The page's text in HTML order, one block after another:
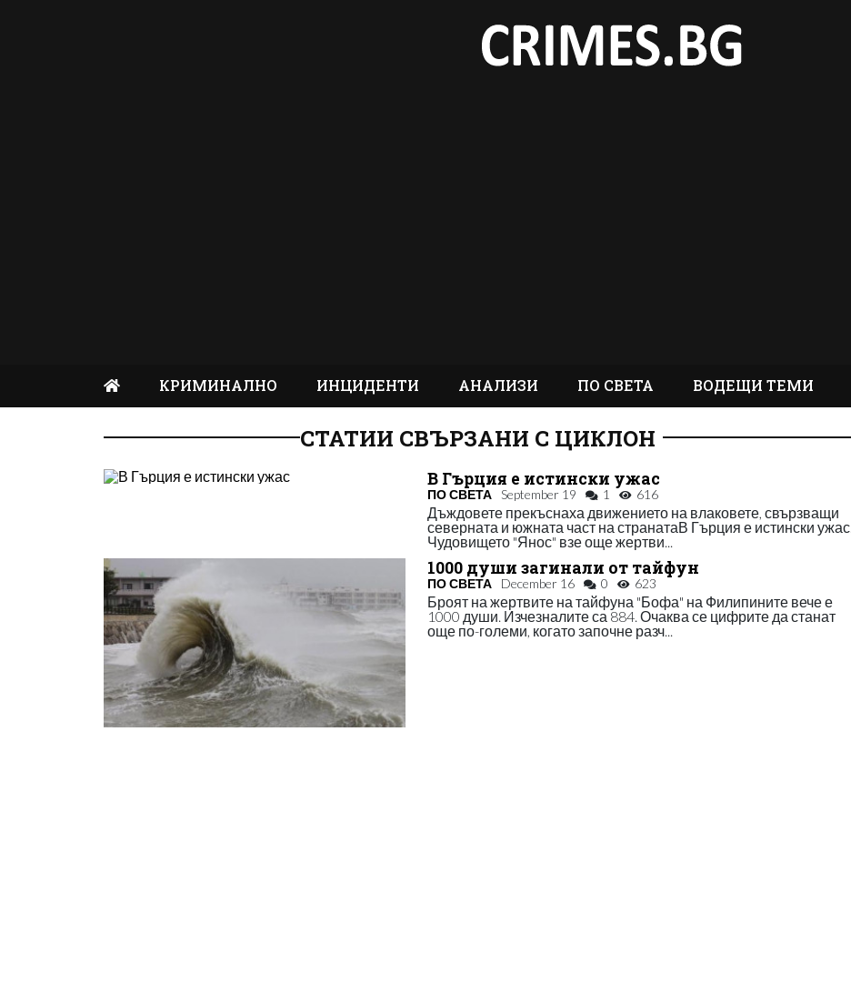
КРИМИНАЛНО ИНЦИДЕНТИ АНАЛИЗИ ПО СВЕТА ВОДЕЩИ ТЕМИ
СТАТИИ СВЪРЗАНИ С ЦИКЛОН
В Гърция е истински ужас
ПО СВЕТА September 19 1 616
Дъждовете прекъснаха движението на влаковете, свързващи
северната и южната част на странатаВ Гърция е истински ужас.
Чудовището "Янос" взе още жертви...
1000 души загинали от тайфун
ПО СВЕТА December 16 0 623
Броят на жертвите на тайфуна "Бофа" на Филипините вече е
1000 души. Изчезналите са 884. Очаква се цифрите да станат
още по-големи, когато започне разч...